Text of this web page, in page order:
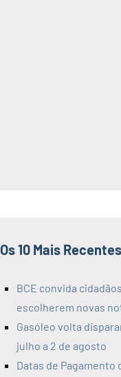
Os 10 Mais Recentes
BCE convida
escolherem novas
Gasóleo volta
julho a 2 de agosto
Datas de Pagamento